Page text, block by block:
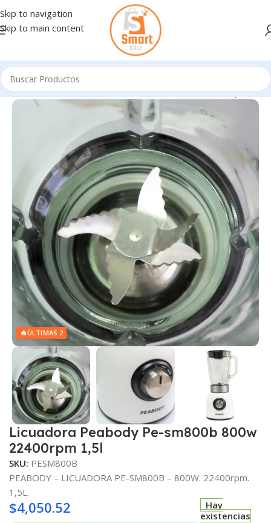
Skip to navigation
Skip to main content
Y CUIDADO PERSONAL/Electrodomésticos Pequeños
🔥ÚLTIMAS 2
Licuadora Peabody Pe-sm800b 800w
22400rpm 1,5l
SKU: PESM800B
PEABODY – LICUADORA PE-SM800B – 800W. 22400rpm.
1,5L.
$4,050.52
Hay
existencias